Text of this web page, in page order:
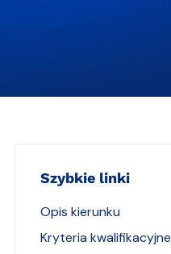
Szybkie linki
Opis kierunku
Kryteria kwalifikacyjne